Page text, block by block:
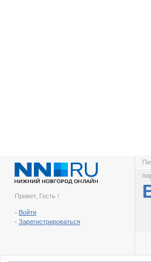
Привет, Гость !
- Войти
- Зарегистрироваться